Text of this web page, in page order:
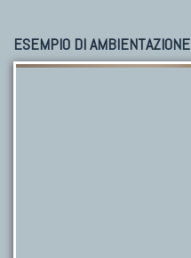
ESEMPIO DI AMBIENTAZIONE